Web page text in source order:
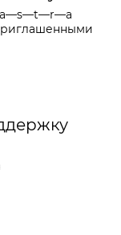
a—s—t—r—a